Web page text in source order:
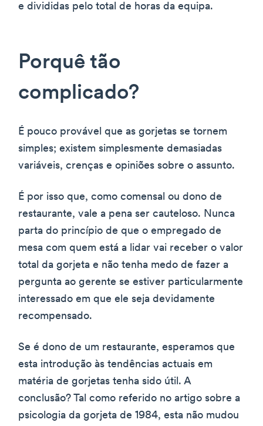
e divididas pelo total de horas da equipa.
Porquê tão
complicado?
É pouco provável que as gorjetas se tornem
simples; existem simplesmente demasiadas
variáveis, crenças e opiniões sobre o assunto.
É por isso que, como comensal ou dono de
restaurante, vale a pena ser cauteloso. Nunca
parta do princípio de que o empregado de
mesa com quem está a lidar vai receber o valor
total da gorjeta e não tenha medo de fazer a
pergunta ao gerente se estiver particularmente
interessado em que ele seja devidamente
recompensado.
Se é dono de um restaurante, esperamos que
esta introdução às tendências actuais em
matéria de gorjetas tenha sido útil. A
conclusão? Tal como referido no artigo sobre a
psicologia da gorjeta de 1984, esta não mudou